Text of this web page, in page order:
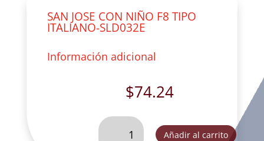
SAN JOSE CON NIÑO F8 TIPO
ITALIANO-SLD032E
Información adicional
$74.24
SAN
Añadir al carrito